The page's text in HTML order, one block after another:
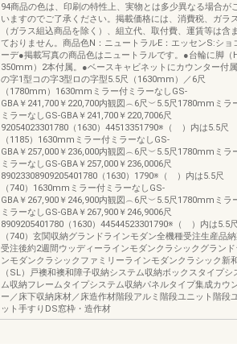
94商品の色は、印刷の特性上、実物とは多少異なる場合が
いますのでご了承ください。掲載価格には、消費税、ガラ
（ガラス組込商品を除く）、組立代、取付費、運賃等は含
ておりません。商品色N：ニュートラルE：エッセンS:ショ
ーデ●掲載写真の商品色はニュートラルです。●台輪に脚（
350mm）2本付属。●ベースキャビネットにカウンター付
の字1型コの字3型ロの字型5.5尺（1630mm）／6尺
（1780mm）1630mmミラー付ミラーなしGS-
GBA￥241,700￥220,700内観図︵6尺︶5.5尺1780mmミラ
ミラーなしGS-GBA￥241,700￥220,7006尺
92054023301780（1630）44513351790※（ ）内は5.5尺
（1185）1630mmミラー付ミラーなしGS-
GBA￥257,000￥236,000内観図︵6尺︶5.5尺1780mmミラ
ミラーなしGS-GBA￥257,000￥236,0006尺
89023308909205401780（1630）1790※（ ）内は5.5尺
（740）1630mmミラー付ミラーなしGS-
GBA￥267,900￥246,900内観図︵6尺︶5.5尺1780mmミラ
ミラーなしGS-GBA￥267,900￥246,9006尺
8909205401780（1630）44544523301790※（ ）内は5.5尺
（740）玄関収納グランドラインモダン全機種受注生産品
受注後約2週間ウッディーラインモダンクラシックグランド
ンモダンクラシックファミリーラインモダンクラシック新
（SL）戸襖和襖和障子収納システム収納ボックスタイプシ
ム収納フレームタイプシステム収納パネルタイプ集成カウ
ー／床下収納床材／床造作材階段アルミ階段ユニット階段
ット手すりDS窓枠・造作材